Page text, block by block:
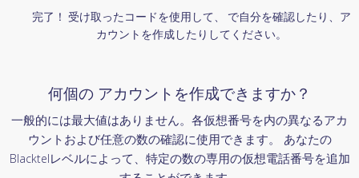
完了！ 受け取ったコードを使用して、 で自分を確認したり、ア
カウントを作成したりしてください。
何個の アカウントを作成できますか？
一般的には最大値はありません。各仮想番号を内の異なるアカ
ウントおよび任意の数の確認に使用できます。 あなたの
Blacktelレベルによって、特定の数の専用の仮想電話番号を追加